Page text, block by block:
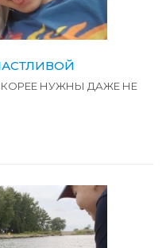
НУЖНЫ ДАЖЕ НЕ